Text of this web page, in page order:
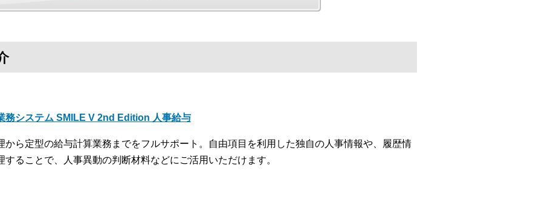
務システム SMILE V 2nd Edition 人事給与
から定型の給与計算業務までをフルサポート。自由項目を利用した独自の人事情報や、履歴情
することで、人事異動の判断材料などにご活用いただけます。